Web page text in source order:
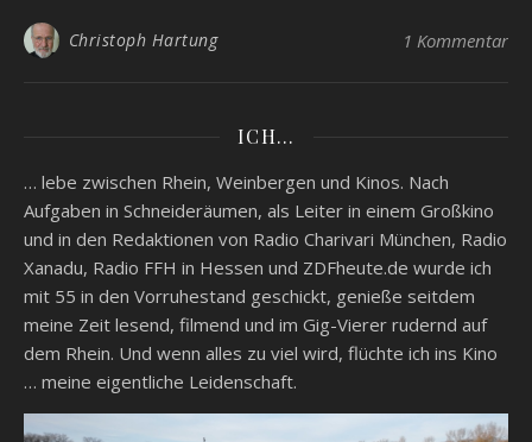
Christoph Hartung 1 Kommentar
ICH…
… lebe zwischen Rhein, Weinbergen und Kinos. Nach
Aufgaben in Schneideräumen, als Leiter in einem Großkino
und in den Redaktionen von Radio Charivari München, Radio
Xanadu, Radio FFH in Hessen und ZDFheute.de wurde ich
mit 55 in den Vorruhestand geschickt, genieße seitdem
meine Zeit lesend, filmend und im Gig-Vierer rudernd auf
dem Rhein. Und wenn alles zu viel wird, flüchte ich ins Kino
… meine eigentliche Leidenschaft.
Video-